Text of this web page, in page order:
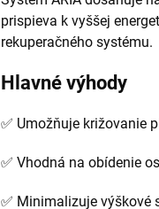
prispieva k vyššej
rekuperačného systému.
Hlavné výhody
✅ Umožňuje križovanie
✅ Vhodná na obídenie
✅ Minimalizuje výškové